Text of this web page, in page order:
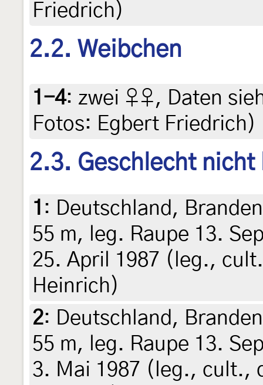
Friedrich)
2.2. Weibchen
1-4: zwei ♀♀, Daten
Fotos: Egbert Friedrich)
2.3. Geschlecht nicht
1 : Deutschland,
55 m, leg. Raupe 13.
25. April 1987 (leg.,
Heinrich)
2: Deutschland,
55 m, leg. Raupe 13.
3. Mai 1987 (leg., cult.,